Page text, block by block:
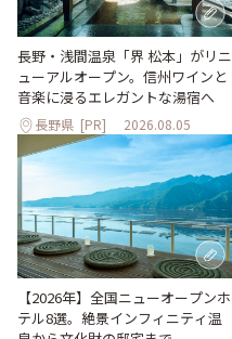
長野・浅間温泉「界 松本」がリニ
ューアルオープン。信州ワインと
音楽に浸るエレガントな湯宿へ
長野県 [PR] 2026.08.05
【2026年】全国ニューオープンホ
テル8選。絶景インフィニティ温